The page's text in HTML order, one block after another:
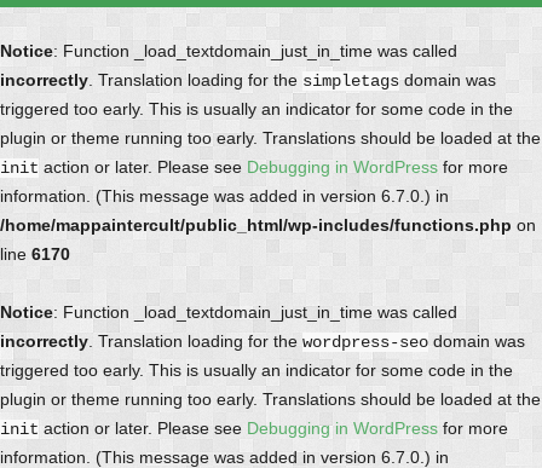
Notice: Function _load_textdomain_just_in_time was called
incorrectly . Translation loading for the simpletags domain was
triggered too early. This is usually an indicator for some code in the
plugin or theme running too early. Translations should be loaded at the
init action or later. Please see Debugging in WordPress for more
information. (This message was added in version 6.7.0.) in
/home/mappaintercult/public_html/wp-includes/functions.php on
line 6170
Notice: Function _load_textdomain_just_in_time was called
incorrectly . Translation loading for the wordpress-seo domain was
triggered too early. This is usually an indicator for some code in the
plugin or theme running too early. Translations should be loaded at the
init action or later. Please see Debugging in WordPress for more
information. (This message was added in version 6.7.0.) in